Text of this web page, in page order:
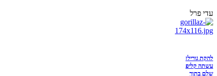
עדי פרל
להקת גורילז
עשתה קליפ
שלם בתוך